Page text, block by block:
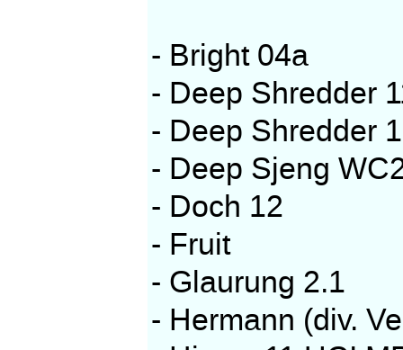
- Bright 04a
- Deep Shredder
- Deep Shredder
- Deep Sjeng
- Doch 12
- Fruit
- Glaurung 2.1
- Hermann (div.